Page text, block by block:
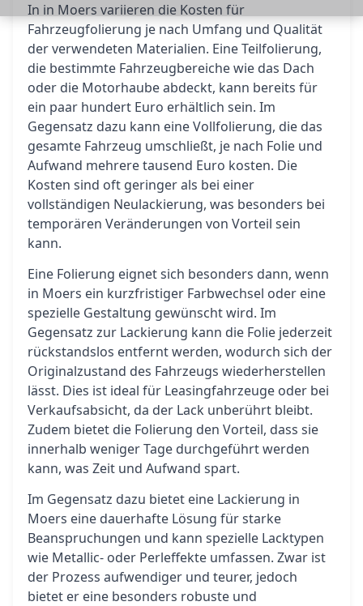
In in Moers variieren die Kosten für
Fahrzeugfolierung je nach Umfang und Qualität
der verwendeten Materialien. Eine Teilfolierung,
die bestimmte Fahrzeugbereiche wie das Dach
oder die Motorhaube abdeckt, kann bereits für
ein paar hundert Euro erhältlich sein. Im
Gegensatz dazu kann eine Vollfolierung, die das
gesamte Fahrzeug umschließt, je nach Folie und
Aufwand mehrere tausend Euro kosten. Die
Kosten sind oft geringer als bei einer
vollständigen Neulackierung, was besonders bei
temporären Veränderungen von Vorteil sein
kann.
Eine Folierung eignet sich besonders dann, wenn
in Moers ein kurzfristiger Farbwechsel oder eine
spezielle Gestaltung gewünscht wird. Im
Gegensatz zur Lackierung kann die Folie jederzeit
rückstandslos entfernt werden, wodurch sich der
Originalzustand des Fahrzeugs wiederherstellen
lässt. Dies ist ideal für Leasingfahrzeuge oder bei
Verkaufsabsicht, da der Lack unberührt bleibt.
Zudem bietet die Folierung den Vorteil, dass sie
innerhalb weniger Tage durchgeführt werden
kann, was Zeit und Aufwand spart.
Im Gegensatz dazu bietet eine Lackierung in
Moers eine dauerhafte Lösung für starke
Beanspruchungen und kann spezielle Lacktypen
wie Metallic- oder Perleffekte umfassen. Zwar ist
der Prozess aufwendiger und teurer, jedoch
bietet er eine besonders robuste und